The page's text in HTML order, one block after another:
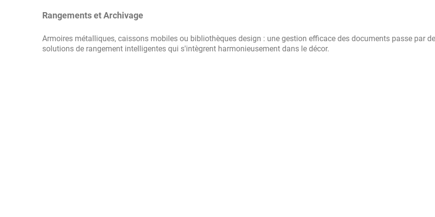
Rangements et Archivage
Armoires métalliques, caissons mobiles ou bibliothèques design : une gestion efficace des documents passe par
solutions de rangement intelligentes qui s'intègrent harmonieusement dans le décor.